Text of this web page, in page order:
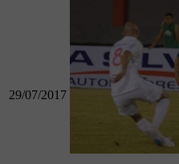
29/07/2017